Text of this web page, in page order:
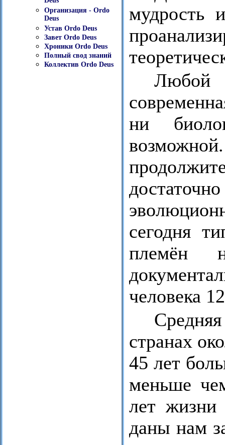
Организация - Ordo
Deus
Устав Ordo Deus
Завет Ordo Deus
Хроники Ordo Deus
Полный свод знаний
Коллектив Ordo Deus
мудрость
Любой
ни
сегодня
племён
человека
странах
45 лет
меньше
лет жизни
даны нам